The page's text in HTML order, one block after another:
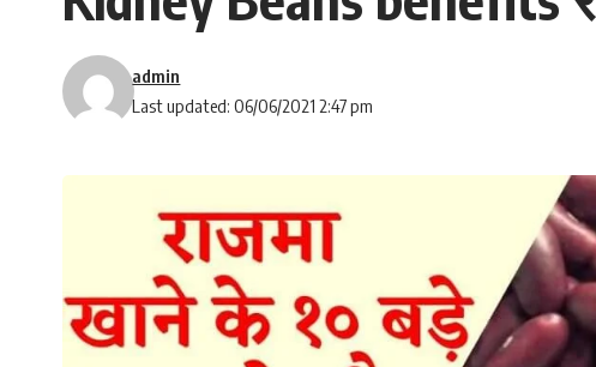
Last updated: 06/06/2021 2:47 pm
admin